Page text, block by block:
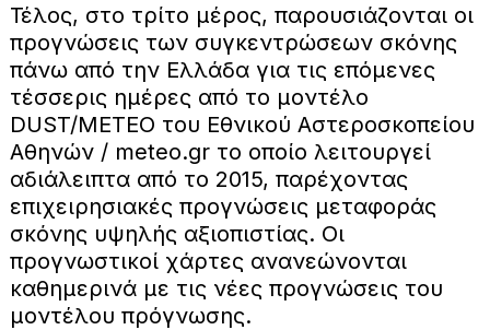
Τέλος, στο τρίτο μέρος, παρουσιάζονται οι
προγνώσεις των συγκεντρώσεων σκόνης
πάνω από την Ελλάδα για τις επόμενες
τέσσερις ημέρες από το μοντέλο
DUST/METEO του Εθνικού Αστεροσκοπείου
Αθηνών / meteo.gr το οποίο λειτουργεί
αδιάλειπτα από το 2015, παρέχοντας
επιχειρησιακές προγνώσεις μεταφοράς
σκόνης υψηλής αξιοπιστίας. Οι
προγνωστικοί χάρτες ανανεώνονται
καθημερινά με τις νέες προγνώσεις του
μοντέλου πρόγνωσης.